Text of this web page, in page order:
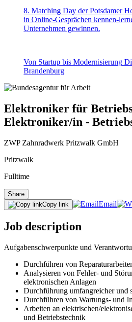
8. Matching Day der Potsdamer
in Online-Gesprächen kennen-
Unternehmen gewinnen.
Von Startup bis Modernisierung
Brandenburg
Elektroniker für
Elektroniker/in -
ZWP Zahnradwerk Pritzwalk GmbH
Pritzwalk
Fulltime
Share
Copy link
Email
Job description
Aufgabenschwerpunkte und
Durchführen von
Analysieren von Fehler- und
elektronischen Anlagen
Durchführung umfangreicher und
Durchführen von Wartungs- und
Arbeiten an elektrischen/
und Betriebstechnik